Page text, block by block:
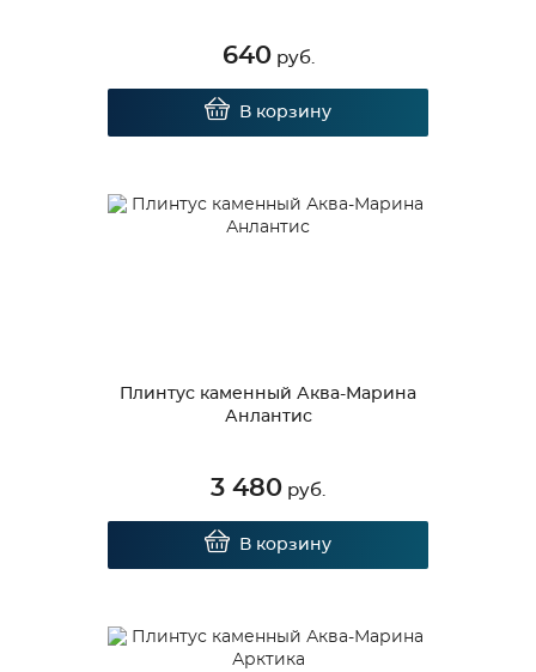
640руб.
В корзину
Плинтус каменный Аква-Марина
Анлантис
3 480 руб.
В корзину